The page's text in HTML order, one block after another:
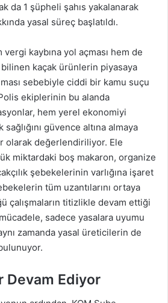
da 1 şüpheli şahıs yakalanarak
yasal süreç başlatıldı.
vergi kaybına yol açması hem de
bilinen kaçak ürünlerin piyasaya
sebebiyle ciddi bir kamu suçu
ekiplerinin bu alanda
hem yerel ekonomiyi
güvence altına almaya
olarak değerlendiriliyor. Ele
miktardaki boş makaron, organize
şebekelerinin varlığına işaret
tüm uzantılarını ortaya
çalışmaların titizlikle devam ettiği
sadece yasalara uyumu
zamanda yasal üreticilerin de
Devam Ediyor